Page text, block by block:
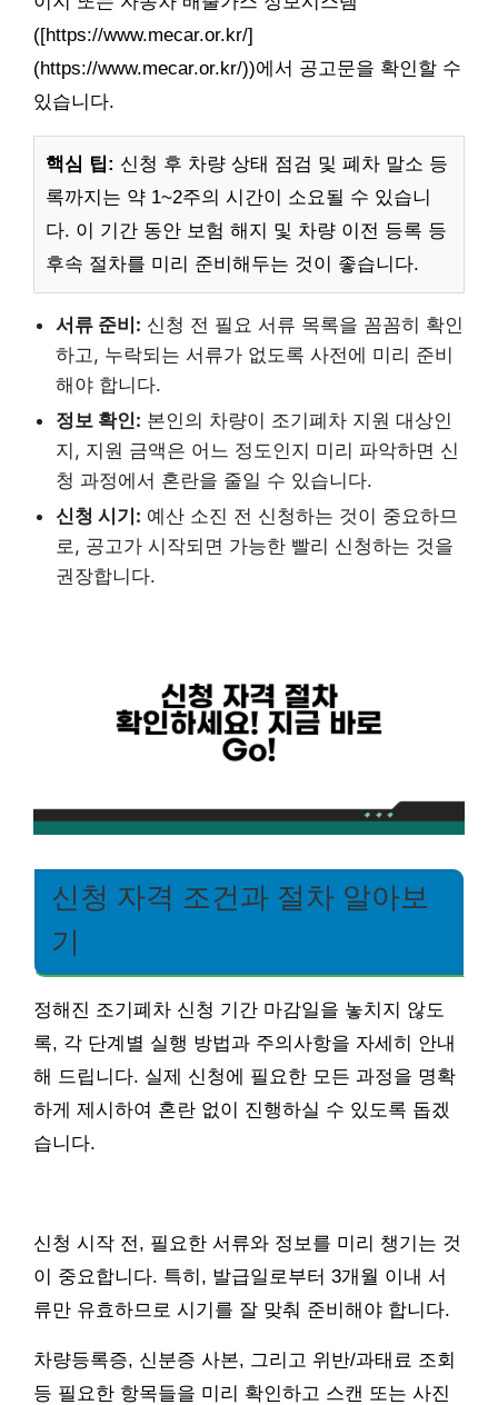
([https://www.mecar.or.kr/]
(https://www.mecar.or.kr/))에서 공고문을 확인할 수
있습니다.
핵심 팁: 신청 후 차량 상태 점검 및 폐차 말소 등
록까지는 약 1~2주의 시간이 소요될 수 있습니
다. 이 기간 동안 보험 해지 및 차량 이전 등록 등
후속 절차를 미리 준비해두는 것이 좋습니다.
서류 준비: 신청 전 필요 서류 목록을 꼼꼼히 확인
하고, 누락되는 서류가 없도록 사전에 미리 준비
해야 합니다.
정보 확인: 본인의 차량이 조기폐차 지원 대상인
지, 지원 금액은 어느 정도인지 미리 파악하면 신
청 과정에서 혼란을 줄일 수 있습니다.
신청 시기: 예산 소진 전 신청하는 것이 중요하므
로, 공고가 시작되면 가능한 빨리 신청하는 것을
권장합니다.
신청 자격 조건과 절차 알아보
기
정해진 조기폐차 신청 기간 마감일을 놓치지 않도
록, 각 단계별 실행 방법과 주의사항을 자세히 안내
해 드립니다. 실제 신청에 필요한 모든 과정을 명확
하게 제시하여 혼란 없이 진행하실 수 있도록 돕겠
습니다.
신청 시작 전, 필요한 서류와 정보를 미리 챙기는 것
이 중요합니다. 특히, 발급일로부터 3개월 이내 서
류만 유효하므로 시기를 잘 맞춰 준비해야 합니다.
차량등록증, 신분증 사본, 그리고 위반/과태료 조회
등 필요한 항목들을 미리 확인하고 스캔 또는 사진